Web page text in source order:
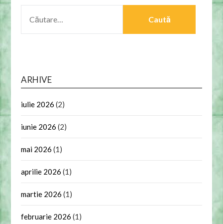
DUPĂ:
ARHIVE
iulie 2026 (2)
iunie 2026 (2)
mai 2026 (1)
aprilie 2026 (1)
martie 2026 (1)
februarie 2026 (1)